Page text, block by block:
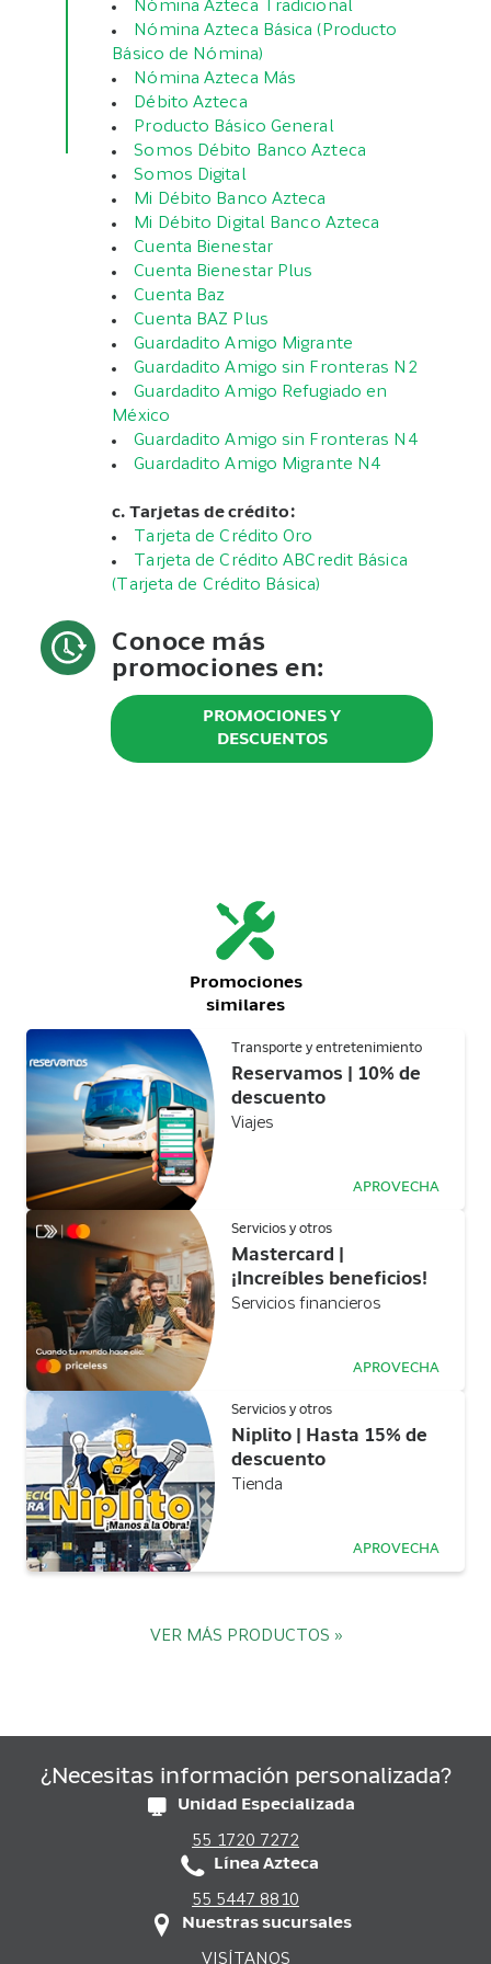
Nómina Azteca Tradicional
Nómina Azteca Básica (Producto
Básico de Nómina)
Nómina Azteca Más
Débito Azteca
Producto Básico General
Somos Débito Banco Azteca
Somos Digital
Mi Débito Banco Azteca
Mi Débito Digital Banco Azteca
Cuenta Bienestar
Cuenta Bienestar Plus
Cuenta Baz
Cuenta BAZ Plus
Guardadito Amigo Migrante
Guardadito Amigo sin Fronteras N2
Guardadito Amigo Refugiado en
México
Guardadito Amigo sin Fronteras N4
Guardadito Amigo Migrante N4
c. Tarjetas de crédito:
Tarjeta de Crédito Oro
Tarjeta de Crédito ABCredit Básica
(Tarjeta de Crédito Básica)
Conoce más
promociones en:
PROMOCIONES Y
DESCUENTOS
Promociones
similares
Transporte y entretenimiento
Reservamos | 10% de
descuento
Viajes
APROVECHA
Servicios y otros
Mastercard |
¡Increíbles beneficios!
Servicios financieros
APROVECHA
Servicios y otros
Niplito | Hasta 15% de
descuento
Tienda
APROVECHA
VER MÁS PRODUCTOS »
¿Necesitas información personalizada?
Unidad Especializada
55 1720 7272
Línea Azteca
55 5447 8810
Nuestras sucursales
VISÍTANOS